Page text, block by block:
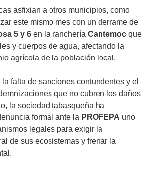
asfixian a otros municipios, como
este mismo mes con un derrame de
5 y 6 en la ranchería Cantemoc que
y cuerpos de agua, afectando la
agrícola de la población local.
falta de sanciones contundentes y el
que no cubren los daños
la sociedad tabasqueña ha
formal ante la PROFEPA uno
legales para exigir la
de sus ecosistemas y frenar la